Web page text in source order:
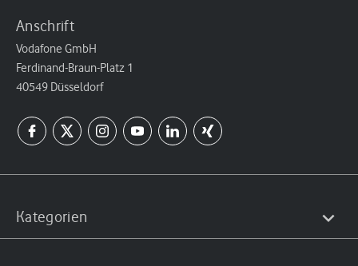
Anschrift
Vodafone GmbH
Ferdinand-Braun-Platz 1
40549 Düsseldorf
Kategorien